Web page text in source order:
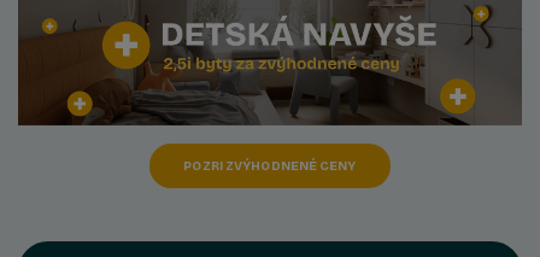
POZRI ZVÝHODNENÉ CENY